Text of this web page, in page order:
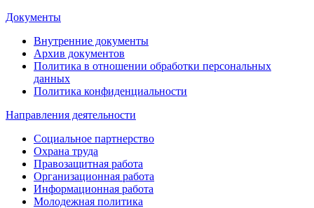
Документы
Внутренние документы
Архив документов
Политика в отношении обработки персональных
данных
Политика конфиденциальности
Направления деятельности
Социальное партнерство
Охрана труда
Правозащитная работа
Организационная работа
Информационная работа
Молодежная политика